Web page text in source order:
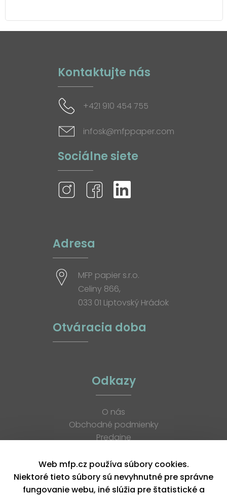
Kontaktujte nás
+421 910 454 755
infosk@mfppaper.com
Sociálne siete
Adresa
MFP papier s.r.o.
Celiny 866,
033 01 Liptovský Hrádok
Otváracia doba
Odkazy
O nás
Obchodné podmienky
Predajne
K stiahnutiu
Blog
Kontakt
Web mfp.cz používa súbory cookies.
Niektoré tieto súbory sú nevyhnutné pre správne
fungovanie webu, iné slúžia pre štatistické a